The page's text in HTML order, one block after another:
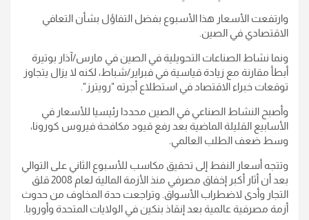
وارتفعت الأسعار هذا الأسبوع بفضل التفاؤل بشأن التعافي
الاقتصادي في الصين.
ونما نشاط الصناعات التحويلية في الصين في مارس/آذار بوتيرة
أبطأ مقارنة مع زيادة قياسية في فبراير/شباط، لكنه لا يزال يتجاوز
توقعات خبراء الاقتصاد في استطلاع أجرته "رويترز".
وأصبح النشاط الصناعي في الصين محددا رئيسيا للأسعار في
الأسابيع القليلة الماضية بعد رفع قيود مكافحة فيروس كورونا،
وسط ضعف الطلب العالمي.
وتتجه أسعار النفط إلى تحقيق مكاسب للأسبوع الثاني على التوالي
بعد أن أثار أكبر إخفاق مصرفي منذ الأزمة المالية لعام 2008 قلق
التجار وأدى لاضطراب الأسواق. وتراجعت حدة المخاوف من حدوث
أزمة مصرفية عالمية بعد إنقاذ بنكين في الولايات المتحدة وأوروبا.